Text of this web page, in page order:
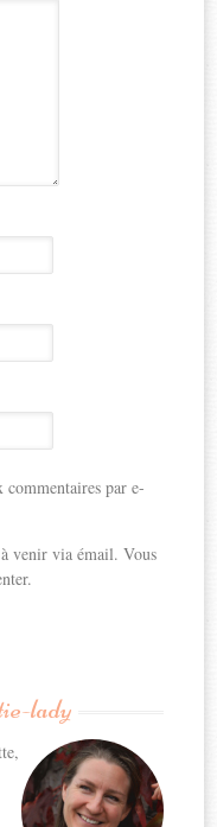
commentaires par e-
venir via émail. Vous
lady